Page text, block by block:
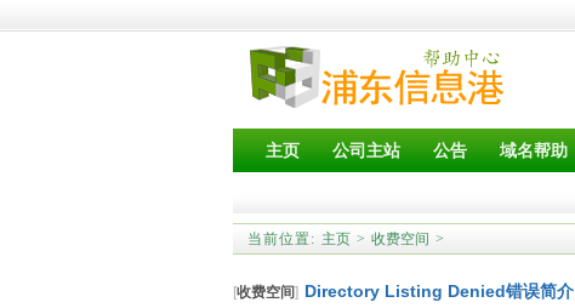
主页 公司主站 公告 域名帮助
当前位置: 主页 > 收费空间 >
[收费空间] Directory Listing Denied错误简介